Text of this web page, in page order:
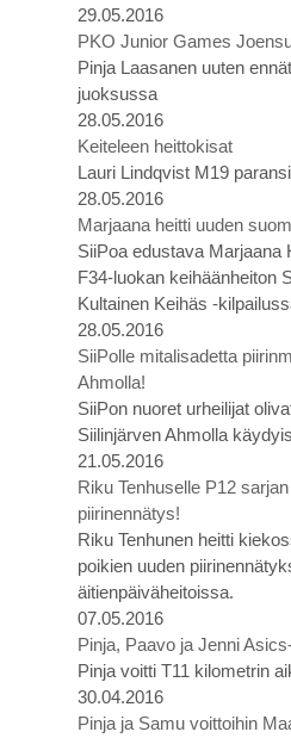
29.05.2016
PKO Junior Games
Pinja Laasanen uuten
juoksussa
28.05.2016
Keiteleen heittokisat
Lauri Lindqvist M19
28.05.2016
Marjaana heitti uuden
SiiPoa edustava Marjaana
F34-luokan keihäänheiton
Kultainen Keihäs -
28.05.2016
SiiPolle mitalisadetta
Ahmolla!
SiiPon nuoret urheilijat
Siilinjärven Ahmolla
21.05.2016
Riku Tenhuselle P12
piirinennätys!
Riku Tenhunen heitti
poikien uuden
äitienpäiväheitoissa.
07.05.2016
Pinja, Paavo ja Jenni
Pinja voitti T11 kilometrin
30.04.2016
Pinja ja Samu voittoihin